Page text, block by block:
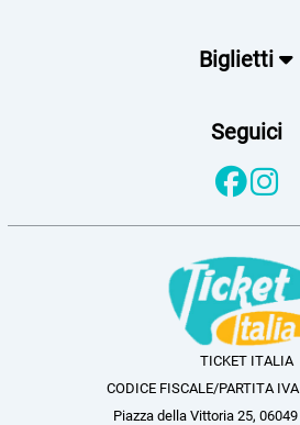
Biglietti
Seguici
TICKET ITALIA
CODICE FISCALE/PARTITA
Piazza della Vittoria 25,